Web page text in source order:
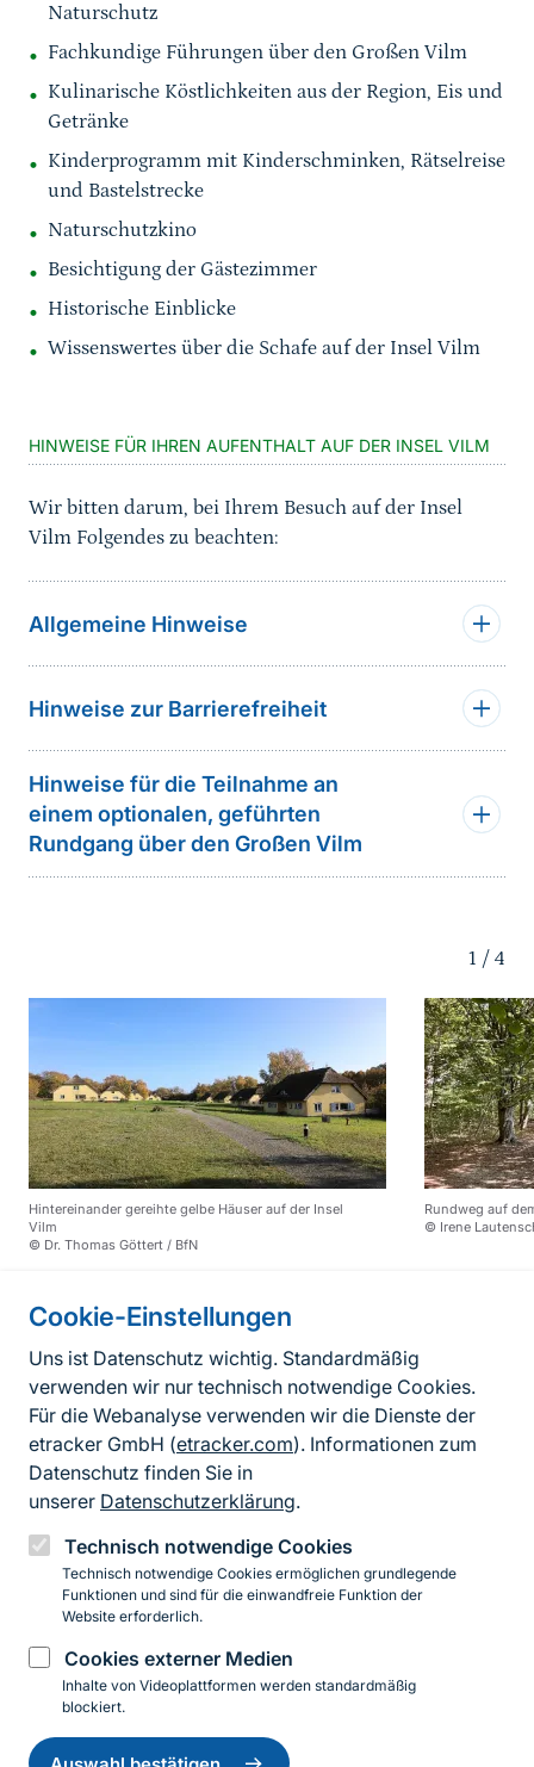
Cookie-Einstellungen
Uns ist Datenschutz wichtig. Standardmäßig
verwenden wir nur technisch notwendige Cookies.
Für die Webanalyse verwenden wir die Dienste der
etracker GmbH (etracker.com). Informationen zum
Datenschutz finden Sie in
unserer Datenschutzerklärung.
Technisch notwendige Cookies
Technisch notwendige Cookies ermöglichen grundlegende
Funktionen und sind für die einwandfreie Funktion der
Website erforderlich.
Cookies externer Medien
Inhalte von Videoplattformen werden standardmäßig
blockiert.
Einwilligung
zurückziehen
Naturschutz
Fachkundige Führungen über den Großen Vilm
Kulinarische Köstlichkeiten aus der Region, Eis und
Getränke
Kinderprogramm mit Kinderschminken, Rätselreise
und Bastelstrecke
Naturschutzkino
Besichtigung der Gästezimmer
Historische Einblicke
Wissenswertes über die Schafe auf der Insel Vilm
HINWEISE FÜR IHREN AUFENTHALT AUF DER INSEL VILM
Wir bitten darum, bei Ihrem Besuch auf der Insel
Vilm Folgendes zu beachten:
Allgemeine Hinweise
Hinweise zur Barrierefreiheit
Hinweise für die Teilnahme an
einem optionalen, geführten
Rundgang über den Großen Vilm
1 / 4
Hintereinander gereihte gelbe Häuser auf der Insel
Vilm
© Dr. Thomas Göttert / BfN
Rundweg auf
© Irene
Informationen zur Seite
FußzeileKontakt zum BfN
Kontaktformular
Erklärung zur Barrierefreiheit
Impressum
Datenschutz
InstagramFacebookYouTubeLinkedIn
© 2026 Bundesamt für Naturschutz